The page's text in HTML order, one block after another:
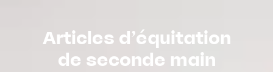
Articles d’équitation
de seconde main